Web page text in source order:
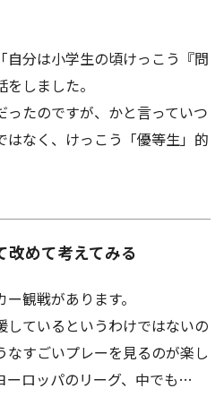
自分は小学生の頃けっこう『問
しました。
ったのですが、かと言っていつ
はなく、けっこう「優等生」的
改めて考えてみる
観戦があります。
しているというわけではないの
なすごいプレーを見るのが楽し
ーロッパのリーグ、中でも…